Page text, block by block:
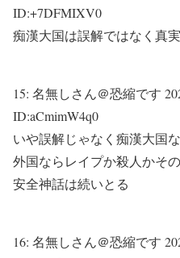
ID:+7DFMIXV0
痴漢大国は誤解ではなく真
15: 名無しさん＠恐縮です
ID:aCmimW4q0
いや誤解じゃなく痴漢大国
外国ならレイプか殺人かそ
安全神話は続いとる
16: 名無しさん＠恐縮です